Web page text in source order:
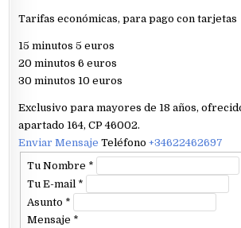
Tarifas económicas, para pago con tarjetas
15 minutos 5 euros
20 minutos 6 euros
30 minutos 10 euros
Exclusivo para mayores de 18 años,
apartado 164, CP 46002.
Enviar MensajeTeléfono+34622462697
Tu Nombre *
Tu E-mail *
Asunto *
Mensaje *